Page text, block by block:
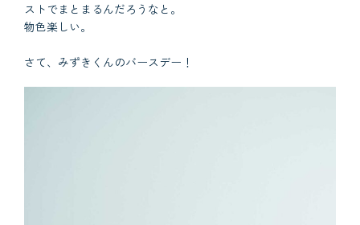
ストでまとまるんだろうなと。
物色楽しい。
さて、みずきくんのバースデー！